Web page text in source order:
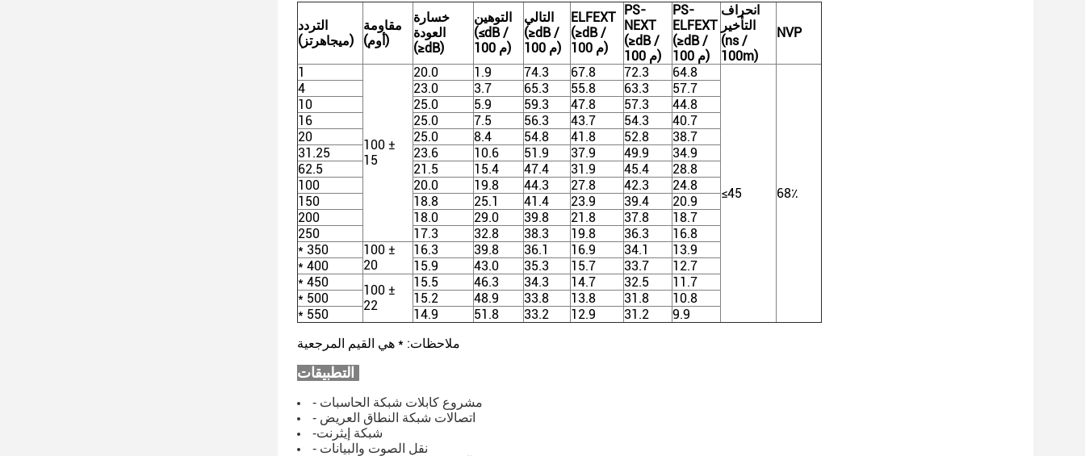
التردد
(ميجاهرتز)
مقاومة
(أوم)
خسارة
العودة
(≥dB)
التوهين
(≤dB /
100 م)
التالي
(≥dB /
100 م)
ELFEXT
(≥dB /
100 م)
PS-
NEXT
(≥dB /
100 م)
PS-
ELFEXT
(≥dB /
100 م)
انحراف
التأخير
(ns /
100m)
NVP
1
100 ±
15
20.0 1.9 74.3 67.8 72.3 64.8
≤45 68٪
4 23.0 3.7 65.3 55.8 63.3
57.7
10
25.0 5.9 59.3 47.8 57.3
44.8
16
25.0 7.5 56.3 43.7 54.3
40.7
20
25.0 8.4 54.8 41.8 52.8
38.7
31.25
23.6 10.6 51.9 37.9 49.9
34.9
62.5
21.5 15.4 47.4 31.9 45.4
28.8
100
20.0 19.8 44.3 27.8 42.3
24.8
150
18.8 25.1 41.4 23.9 39.4
20.9
200
18.0 29.0 39.8 21.8 37.8
18.7
250
17.3 32.8 38.3 19.8 36.3
16.8
* 350
100 ±
20
16.3 39.8 36.1 16.9 34.1
13.9
* 400
15.9 43.0 35.3 15.7 33.7
12.7
* 450
100 ±
22
15.5 46.3 34.3 14.7 32.5
11.7
* 500
15.2 48.9 33.8 13.8 31.8
10.8
* 550
14.9 51.8 33.2 12.9 31.2
9.9
ملاحظات: * هي القيم المرجعية
- مشروع كابلات شبكة الحاسبات
- اتصالات شبكة النطاق العريض
-شبكة إيثرنت
- نقل الصوت والبيانات